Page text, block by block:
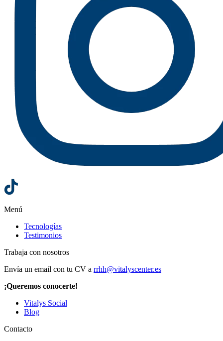
Menú
Tecnologías
Testimonios
Trabaja con nosotros
Envía un email con tu CV a rrhh@vitalyscenter.es
¡Queremos conocerte!
Vitalys Social
Blog
Contacto